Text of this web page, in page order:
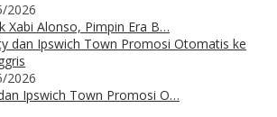
2026
Xabi Alonso, Pimpin Era B…
2026
Ipswich Town Promosi O…